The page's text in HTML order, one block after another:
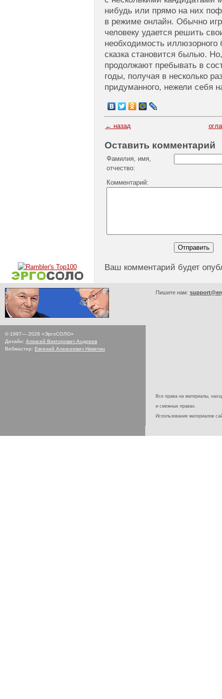
нибудь или прямо на них
в режиме онлайн. Обычно
человеку удается решить
необходимость
сказка становится былью.
продолжают пребывать в
годы, получая в несколько
придуманного, нежели себя
← назад
Оставить комментарий
Фамилия, имя,
отчество:
Комментарий:
Ваш комментарий будет
© 1997— 2026 «ЭргоСОЛО»
Дизайн: Алексей Викторович Андреев
Вебмастер: Евгений Алексеевич Никитин
Пишите нам:
Все права на материалы,
и смежных правах.
Использование материалов